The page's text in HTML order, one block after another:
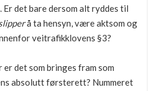
det bare dersom alt ryddes til
å ta hensyn, være aktsom og
veitrafikklovens §3?
det som bringes fram som
absolutt førsterett? Nummeret